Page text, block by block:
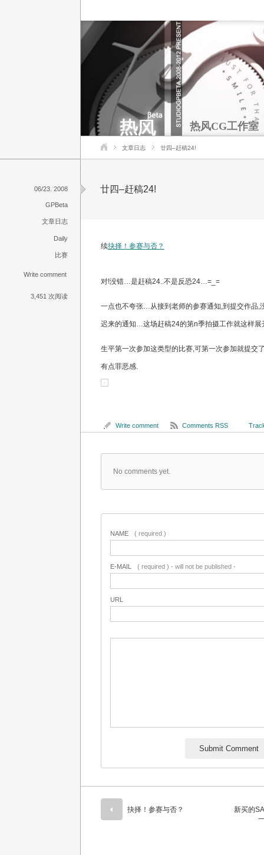
热风CG工作室
文章日志 廿四–赶稿24!
廿四–赶稿24!
续抉择！参赛与否？
对!没错…是赶稿24..不是反恐24…=_=
一点也不夸张…从接到老师的参赛通知,到提交作品
迟来的通知…这场赶稿24的第n季拍摄工作就这样
生平第一次参加这类型的比赛,可第一次参加就提交
有点罪恶感.
06/23. 2008
GPBeta
文章日志
Daily
比赛
Write comment
3,451 次阅读
Write comment Comments RSS
No comments yet.
NAME ( required )
E-MAIL ( required ) - will not be published -
URL
抉择！参赛与否？
新买的